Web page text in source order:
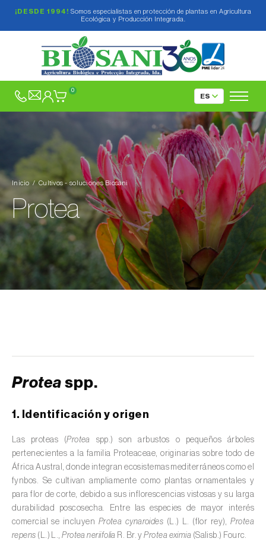
¡DESDE 1994! Somos especialistas en protección de plantas en Agricultura
Ecológica y Producción Integrada.
0
Inicio Cultivos - soluciones Biosani
Protea
Abedul (Betula spp.)
Abeto (Abies spp.)
Acelga (Beta vulgaris var. cicla
Aguacate ( Persea americana)
Ajo (Allium sativum)
Albahaca (Ocimum basilicum)
Albaricoquero (Prunus armeniaca
Alcachofa (Cynara cardunculus subsp.
scolymus
Alcaravea (Carum carvi)
Gossypium spp.
Aliso (Alnus glutinosa)
Almendro ( Prunus dulcis
Altramuz ( Lupinus spp. )
Ambientes acuáticos (Pântanos, lagoas,
valas, canais, açudes, barragens e estações
Protea spp.
1. Identificación y origen
Las proteas (Protea
spp.) son arbustos o pequeños árboles
pertenecientes a la familia Proteaceae, originarias sobre todo de
África Austral, donde integran ecosistemas mediterráneos como el
fynbos. Se cultivan ampliamente como plantas ornamentales y
para flor de corte, debido a sus inflorescencias vistosas y su larga
durabilidad poscosecha. Entre las especies de mayor interés
comercial se incluyen Protea cynaroides (L.) L. (flor rey),Protea
repens (L.) L.,Protea neriifolia R. Br. yProtea eximia (Salisb.) Fourc.